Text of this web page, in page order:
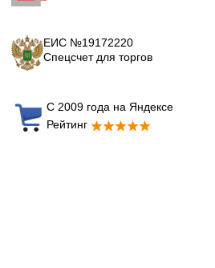
ЕИС №19172220
Спецсчет для торгов
С 2009 года на Яндексе
Рейтинг